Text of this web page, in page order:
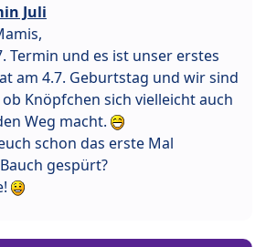
Juli
Termin und es ist unser erstes
am 4.7. Geburtstag und wir sind
Knöpfchen sich vielleicht auch
Weg macht.
schon das erste Mal
gespürt?